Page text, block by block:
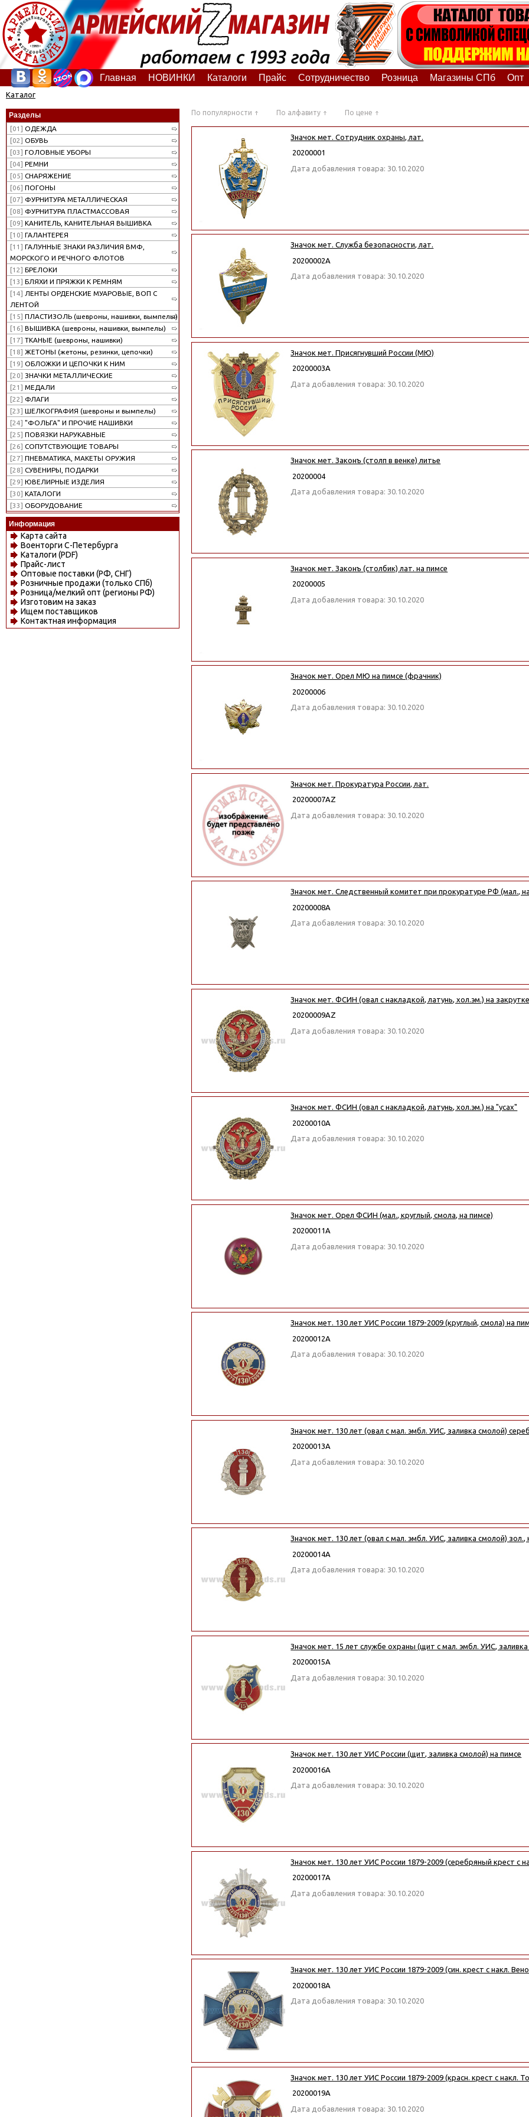
Главная НОВИНКИ Каталоги Прайс Сотрудничество Розница Магазины СПб Опт
Каталог
Разделы
[01] ОДЕЖДА
[02] ОБУВЬ
[03] ГОЛОВНЫЕ УБОРЫ
[04] РЕМНИ
[05] СНАРЯЖЕНИЕ
[06] ПОГОНЫ
[07] ФУРНИТУРА МЕТАЛЛИЧЕСКАЯ
[08] ФУРНИТУРА ПЛАСТМАССОВАЯ
[09] КАНИТЕЛЬ, КАНИТЕЛЬНАЯ ВЫШИВКА
[10] ГАЛАНТЕРЕЯ
[11] ГАЛУННЫЕ ЗНАКИ РАЗЛИЧИЯ ВМФ,
МОРСКОГО И РЕЧНОГО ФЛОТОВ
[12] БРЕЛОКИ
[13] БЛЯХИ И ПРЯЖКИ К РЕМНЯМ
[14] ЛЕНТЫ ОРДЕНСКИЕ МУАРОВЫЕ, ВОП С
ЛЕНТОЙ
[15] ПЛАСТИЗОЛЬ (шевроны, нашивки, вымпелы)
[16] ВЫШИВКА (шевроны, нашивки, вымпелы)
[17] ТКАНЫЕ (шевроны, нашивки)
[18] ЖЕТОНЫ (жетоны, резинки, цепочки)
[19] ОБЛОЖКИ И ЦЕПОЧКИ К НИМ
[20] ЗНАЧКИ МЕТАЛЛИЧЕСКИЕ
[21] МЕДАЛИ
[22] ФЛАГИ
[23] ШЕЛКОГРАФИЯ (шевроны и вымпелы)
[24] "ФОЛЬГА" И ПРОЧИЕ НАШИВКИ
[25] ПОВЯЗКИ НАРУКАВНЫЕ
[26] СОПУТСТВУЮЩИЕ ТОВАРЫ
[27] ПНЕВМАТИКА, МАКЕТЫ ОРУЖИЯ
[28] СУВЕНИРЫ, ПОДАРКИ
[29] ЮВЕЛИРНЫЕ ИЗДЕЛИЯ
[30] КАТАЛОГИ
[33] ОБОРУДОВАНИЕ
Информация
Карта сайта
Военторги С-Петербурга
Каталоги (PDF)
Прайс-лист
Оптовые поставки (РФ, СНГ)
Розничные продажи (только СПб)
Розница/мелкий опт (регионы РФ)
Изготовим на заказ
Ищем поставщиков
Контактная информация
По популярности По алфавиту По цене
Значок мет. Сотрудник охраны, лат.
20200001
Дата добавления товара: 30.10.2020
Значок мет. Служба безопасности, лат.
20200002А
Дата добавления товара: 30.10.2020
Значок мет. Присягнувший России (МЮ)
20200003А
Дата добавления товара: 30.10.2020
Значок мет. Законъ (столп в венке) литье
20200004
Дата добавления товара: 30.10.2020
Значок мет. Законъ (столбик) лат. на пимсе
20200005
Дата добавления товара: 30.10.2020
Значок мет. Орел МЮ на пимсе (фрачник)
20200006
Дата добавления товара: 30.10.2020
Значок мет. Прокуратура России, лат.
20200007АZ
Дата добавления товара: 30.10.2020
Значок мет. Следственный комитет при прокуратуре РФ (мал.,
20200008А
Дата добавления товара: 30.10.2020
Значок мет. ФСИН (овал с накладкой, латунь, хол.эм.) на
20200009АZ
Дата добавления товара: 30.10.2020
Значок мет. ФСИН (овал с накладкой, латунь, хол.эм.) на "усах"
20200010А
Дата добавления товара: 30.10.2020
Значок мет. Орел ФСИН (мал., круглый, смола, на пимсе)
20200011А
Дата добавления товара: 30.10.2020
Значок мет. 130 лет УИС России 1879-2009 (круглый, смола) на
20200012А
Дата добавления товара: 30.10.2020
Значок мет. 130 лет (овал с мал. эмбл. УИС, заливка смолой)
20200013А
Дата добавления товара: 30.10.2020
Значок мет. 130 лет (овал с мал. эмбл. УИС, заливка смолой) зол.,
20200014А
Дата добавления товара: 30.10.2020
Значок мет. 15 лет службе охраны (щит с мал. эмбл. УИС,
20200015А
Дата добавления товара: 30.10.2020
Значок мет. 130 лет УИС России (щит, заливка смолой) на пимсе
20200016А
Дата добавления товара: 30.10.2020
Значок мет. 130 лет УИС России 1879-2009 (серебряный крест с
20200017А
Дата добавления товара: 30.10.2020
Значок мет. 130 лет УИС России 1879-2009 (син. крест с накл.
20200018А
Дата добавления товара: 30.10.2020
Значок мет. 130 лет УИС России 1879-2009 (красн. крест с накл.
20200019А
Дата добавления товара: 30.10.2020